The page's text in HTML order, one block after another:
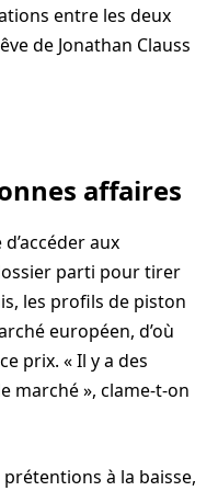
entre les deux
de Jonathan Clauss
affaires
aux
parti pour tirer
les profils de piston
européen, d’où
prix. « Il y a des
marché », clame-t-on
prétentions à la baisse,